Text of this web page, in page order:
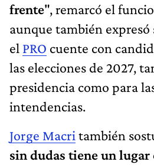
frente", remarcó el
aunque también expresó
el PRO cuente con
las elecciones de 2027,
presidencia como para
intendencias.
Jorge Macri también
sin dudas tiene un